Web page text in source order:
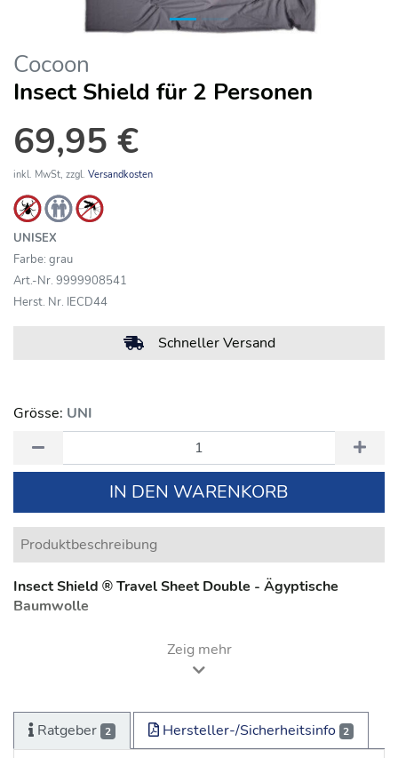
Cocoon
Insect Shield für 2 Personen
69,95 €
inkl. MwSt, zzgl. Versandkosten
UNISEX
Farbe: grau
Art.-Nr. 9999908541
Herst. Nr. IECD44
Schneller Versand
Grösse: UNI
IN DEN WARENKORB
Produktbeschreibung
Insect Shield ® Travel Sheet Double - Ägyptische
Baumwolle
Personen einen sicheren und erholsamen Schlaf auf
Reisen: Er kann von Ihnen und Ihrem Partner/in als
Reiseschlafsack oder auch als Innenschlafsack (Inlett) für
Zeig mehr
Ratgeber 2 Hersteller-/Sicherheitsinfo 2